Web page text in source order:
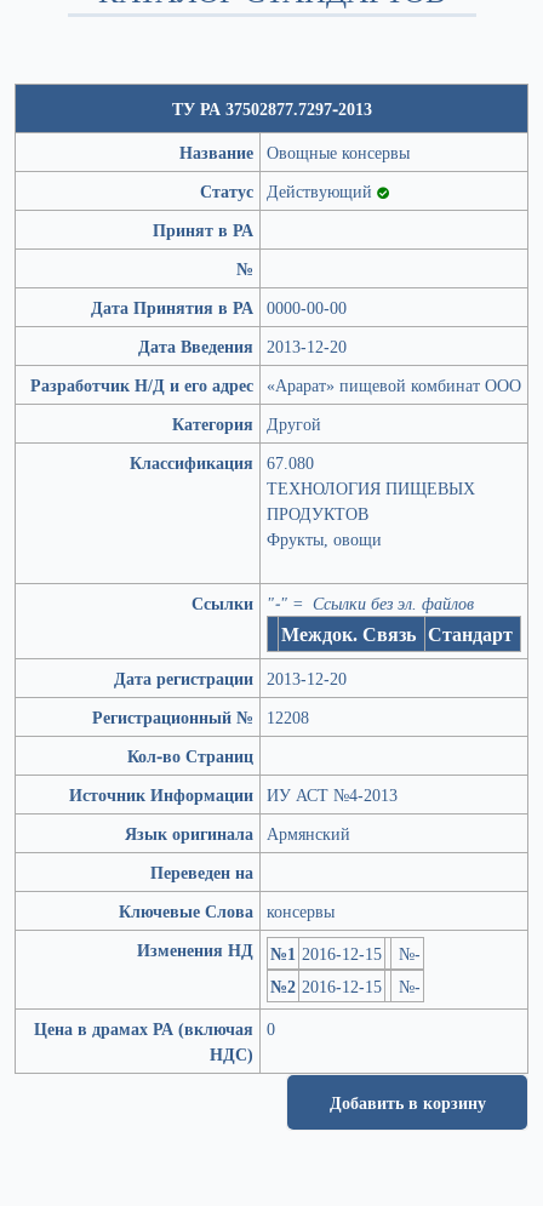
ТУ РА 37502877.7297-2013
Название Овощные консервы
Статус Действующий
Принят в РА
№
Дата Принятия в РА 0000-00-00
Дата Введения
2013-12-20
Разработчик Н/Д и его адрес «Арарат» пищевой комбинат ООО
Категория
Другой
Классификация
67.080
ТЕХНОЛОГИЯ ПИЩЕВЫХ
ПРОДУКТОВ
Фрукты, овощи
Ссылки "-" = Ссылки без эл. файлов
Междок. Связь Стандарт
Дата регистрации 2013-12-20
Регистрационный №
12208
Кол-во Страниц
Источник Информации ИУ АСТ №4-2013
Язык оригинала Армянский
Переведен на
Ключевые Слова консервы
Изменения НД
№1 2016-12-15
№-
№2 2016-12-15
№-
Цена в драмах РА (включая
НДС)
0
Добавить в корзину